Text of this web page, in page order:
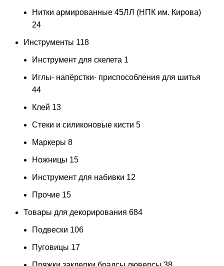
Нитки армированные 45ЛЛ (НПК им. Кирова)
24
Инструменты 118
Инструмент для скелета 1
Иглы- напёрстки- приспособления для шитья
44
Клей 13
Стеки и силиконовые кисти 5
Маркеры 8
Ножницы 15
Инструмент для набивки 12
Прочие 15
Товары для декорирования 684
Подвески 106
Пуговицы 17